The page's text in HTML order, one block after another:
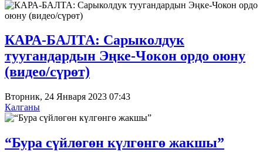
КАРА-БАЛТА: Сарыколдук
туугандардын Эңке-Чокон ордо оюну
(видео/сүрөт)
Вторник, 24 Января 2023 07:43
Калганы
“Бура сүйлөгөн күлгөнгө жакшы”